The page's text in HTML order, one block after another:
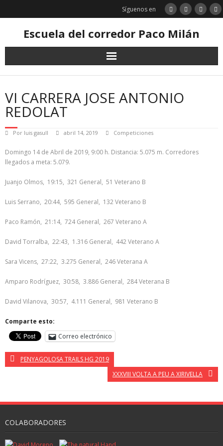
Síguenos en
Escuela del corredor Paco Milán
VI CARRERA JOSE ANTONIO
REDOLAT
Por luis gasull abril 14, 2019 Competiciones
Domingo 14 de Abril de 2019, 9:00 h. Distancia: 5.075 m. Corredores
llegados a meta: 5.079.
Juanjo Olmos, 19:15, 321 General, 51 Veterano B
Luis Serrano, 20:44, 595 General, 132 Veterano B
Paco Ramón, 21:14, 724 General, 267 Veterano A
David Torralba, 22:43, 1.316 General, 442 Veterano A
Sara Vicens, 27:22, 3.275 General, 246 Veterana A
Amparo Rodríguez, 30:58, 3.886 General, 284 Veterana B
David Vilanova, 30:57, 4.111 General, 981 Veterano B
Comparte esto:
Correo electrónico
PENYAGOLOSA TRAILS HG 2019
XXXVIII VOLTA A PEU A XIRIVELLA
COLABORADORES